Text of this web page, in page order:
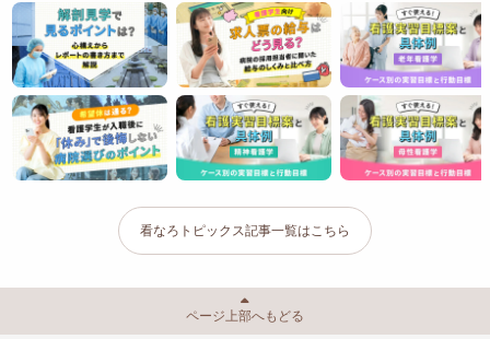
看なろトピックス記事一覧はこちら
ページ上部へもどる